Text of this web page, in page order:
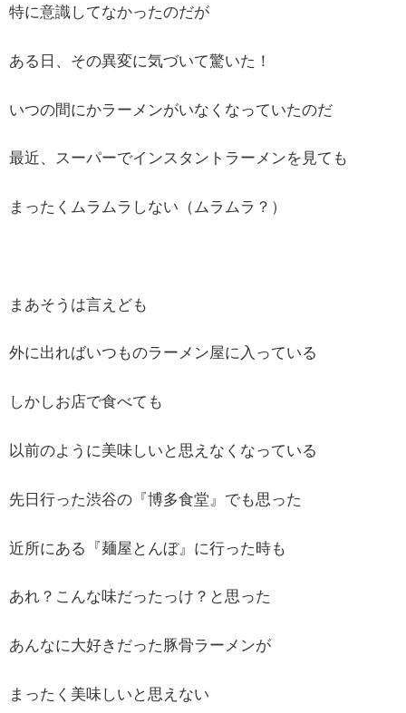
特に意識してなかったのだが
ある日、その異変に気づいて驚いた！
いつの間にかラーメンがいなくなっていたのだ
最近、スーパーでインスタントラーメンを見ても
まったくムラムラしない（ムラムラ？）
まあそうは言えども
外に出ればいつものラーメン屋に入っている
しかしお店で食べても
以前のように美味しいと思えなくなっている
先日行った渋谷の『博多食堂』でも思った
近所にある『麺屋とんぼ』に行った時も
あれ？こんな味だったっけ？と思った
あんなに大好きだった豚骨ラーメンが
まったく美味しいと思えない